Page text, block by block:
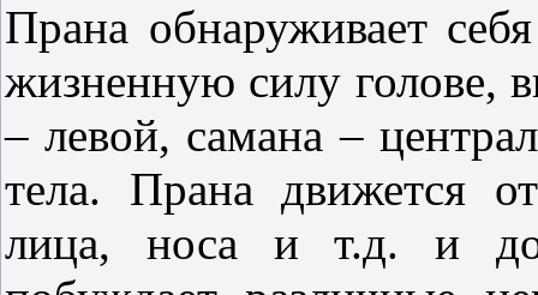
Прана обнаруживает
жизненную силу голове,
– левой, самана –
тела. Прана движется
лица, носа и т.д. и